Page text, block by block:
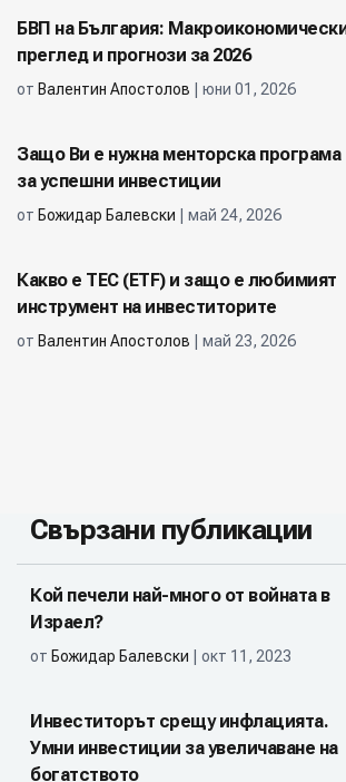
БВП на България:
преглед и прогнози за 2026
от Валентин Апостолов | юни 01, 2026
Защо Ви е нужна менторска програма
за успешни инвестиции
от Божидар Балевски | май 24, 2026
Какво е ТЕС (ETF) и защо е любимият
инструмент на инвеститорите
от Валентин Апостолов | май 23, 2026
Свързани публикации
Кой печели най-много от войната в
Израел?
от Божидар Балевски | окт 11, 2023
Инвеститорът срещу инфлацията.
Умни инвестиции за увеличаване на
богатството